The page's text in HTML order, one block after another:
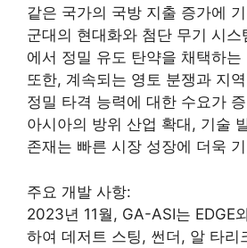
같은 국가의 국방 지출 증가에
군대의 현대화와 첨단 무기 시스
에서 정밀 유도 탄약을 채택하
또한, 계속되는 영토 분쟁과 지
정밀 타격 능력에 대한 수요가
아시아의 방위 산업 확대, 기술
존재는 빠른 시장 성장에 더욱
주요 개발 사항:
2023년 11월, GA-ASI는 EDGE
하여 데저트 스팅, 썬더, 알 타리